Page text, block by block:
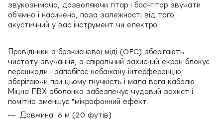
звукознімача, дозволяючи гітар і бас-гітар звучати
об'ємно і насичено, поза залежності від того,
акустичний у вас інструмент чи електро.
Провідники з безкисневої міді (OFC) зберігають
чистоту звучання, а спіральний захисний екран блокує
перешкоди і запобігає небажану інтерференцію,
зберігаючи при цьому гнучкість і мала вага кабелю.
Міцна ПВХ оболонка забезпечує чудовий захист і
помітно зменшує "мікрофонний ефект.
Довжина: 6 м (20 футів)